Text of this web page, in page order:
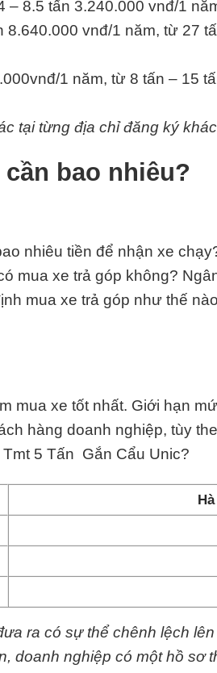
8.5 tấn 3.240.000 vnđ/1
vnđ/1 năm, từ 27
1 năm, từ 8 tấn – 15
tại từng địa chỉ đăng ký
cần bao nhiêu?
nhiêu tiền để nhận xe
mua xe trả góp không?
mua xe trả góp như thế
mua xe tốt nhất. Giới hạn
hàng doanh nghiệp, tùy
5 Tấn Gắn Cẩu Unic?
ra có sự thể chênh lệch
doanh nghiệp có một hồ sơ